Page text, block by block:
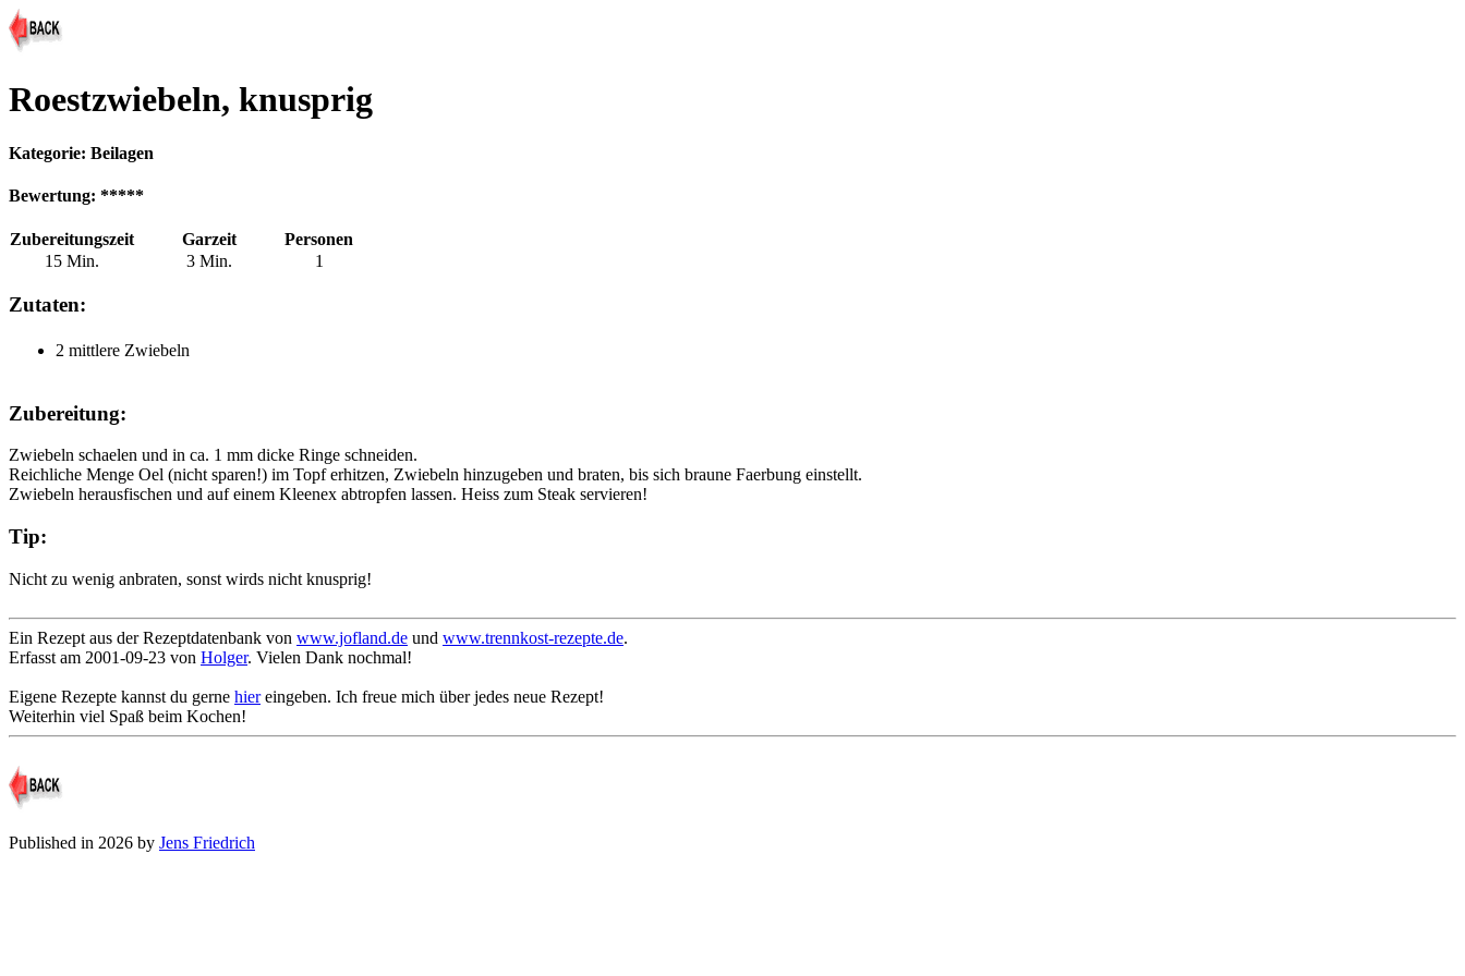
Roestzwiebeln, knusprig
Kategorie: Beilagen
Bewertung: *****
Zubereitungszeit Garzeit
Personen
15 Min.
3 Min. 1
Zutaten:
2 mittlere Zwiebeln
Zubereitung:
Zwiebeln schaelen und in ca. 1 mm dicke Ringe schneiden.
Reichliche Menge Oel (nicht sparen!) im Topf erhitzen, Zwiebeln hinzugeben und braten, bis sich braune Faerbung einstellt.
Zwiebeln herausfischen und auf einem Kleenex abtropfen lassen. Heiss zum Steak servieren!
Tip:
Nicht zu wenig anbraten, sonst wirds nicht knusprig!
Ein Rezept aus der Rezeptdatenbank von www.jofland.de und www.trennkost-rezepte.de.
Erfasst am 2001-09-23 von Holger. Vielen Dank nochmal!
Eigene Rezepte kannst du gerne hiereingeben. Ich freue mich über jedes neue Rezept!
Weiterhin viel Spaß beim Kochen!
Published in 2026 by Jens Friedrich